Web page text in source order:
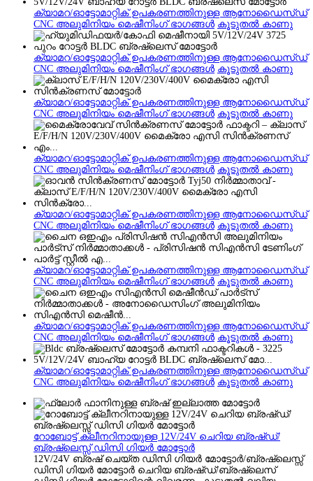
ക്യാമറ/ഓട്ടോമാറ്റിക് ഉപകരണത്തിനുള്ള ആനോഡൈസ്ഡ്
CNC അലുമിനിയം മെഷീനിംഗ് ഭാഗങ്ങൾ കൂടുതൽ കാണു
ക്യാമറ/ഓട്ടോമാറ്റിക് ഉപകരണത്തിനുള്ള ആനോഡൈസ്ഡ്
CNC അലുമിനിയം മെഷീനിംഗ് ഭാഗങ്ങൾ കൂടുതൽ കാണു
ക്യാമറ/ഓട്ടോമാറ്റിക് ഉപകരണത്തിനുള്ള ആനോഡൈസ്ഡ്
CNC അലുമിനിയം മെഷീനിംഗ് ഭാഗങ്ങൾ കൂടുതൽ കാണു
ക്യാമറ/ഓട്ടോമാറ്റിക് ഉപകരണത്തിനുള്ള ആനോഡൈസ്ഡ്
CNC അലുമിനിയം മെഷീനിംഗ് ഭാഗങ്ങൾ കൂടുതൽ കാണു
ക്യാമറ/ഓട്ടോമാറ്റിക് ഉപകരണത്തിനുള്ള ആനോഡൈസ്ഡ്
CNC അലുമിനിയം മെഷീനിംഗ് ഭാഗങ്ങൾ കൂടുതൽ കാണു
ക്യാമറ/ഓട്ടോമാറ്റിക് ഉപകരണത്തിനുള്ള ആനോഡൈസ്ഡ്
CNC അലുമിനിയം മെഷീനിംഗ് ഭാഗങ്ങൾ കൂടുതൽ കാണു
ക്യാമറ/ഓട്ടോമാറ്റിക് ഉപകരണത്തിനുള്ള ആനോഡൈസ്ഡ്
CNC അലുമിനിയം മെഷീനിംഗ് ഭാഗങ്ങൾ കൂടുതൽ കാണു
ക്യാമറ/ഓട്ടോമാറ്റിക് ഉപകരണത്തിനുള്ള ആനോഡൈസ്ഡ്
CNC അലുമിനിയം മെഷീനിംഗ് ഭാഗങ്ങൾ കൂടുതൽ കാണു
റോബോട്ട് ക്ലീനറിനായുള്ള 12V/24V ചെറിയ ബ്രഷ്ഡ്/
ബ്രഷ്‌ലെസ്സ് ഡിസി ഗിയർ മോട്ടോർ
12V/24V ബ്രഷ് ചെയ്‌ത ഡിസി ഗിയർ മോട്ടോർ/ബ്രഷ്‌ലെസ്സ്
ഡിസി ഗിയർ മോട്ടോർ ചെറിയ ബ്രഷ്ഡ്/ബ്രഷ്‌ലെസ്